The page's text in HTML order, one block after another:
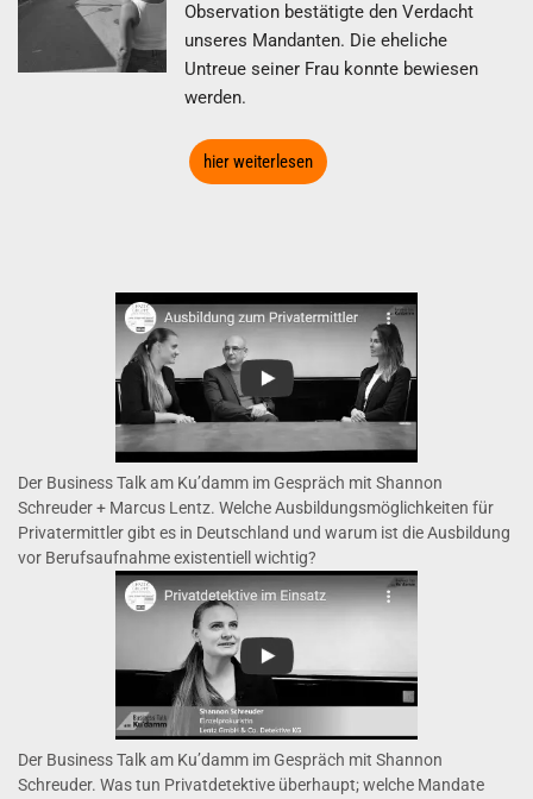
Observation bestätigte den Verdacht
unseres Mandanten. Die eheliche
Untreue seiner Frau konnte bewiesen
werden.
hier weiterlesen
Der Business Talk am Ku’damm im Gespräch mit Shannon
Schreuder + Marcus Lentz. Welche Ausbildungsmöglichkeiten für
Privatermittler gibt es in Deutschland und warum ist die Ausbildung
vor Berufsaufnahme existentiell wichtig?
Der Business Talk am Ku’damm im Gespräch mit Shannon
Schreuder. Was tun Privatdetektive überhaupt; welche Mandate